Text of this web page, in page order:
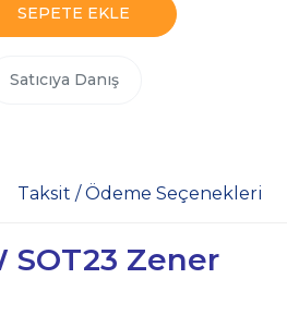
SEPETE EKLE
Satıcıya Danış
Taksit / Ödeme Seçenekleri
SOT23 Zener